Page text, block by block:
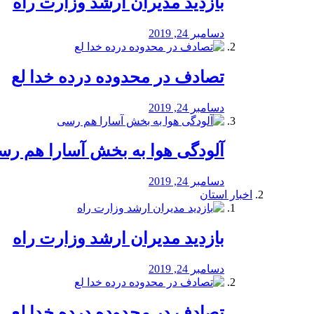
دسامبر 24, 2019
تصادف در محدوده درده خدا لع
دسامبر 24, 2019
آلودگی هوا به بخش آسارا هم
دسامبر 24, 2019
اخبار استان
بازدید مدیران ارشد وزارت راه
دسامبر 24, 2019